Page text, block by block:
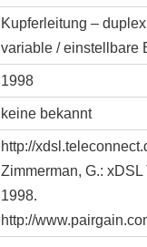
Kupferleitung –
variable / einstellbare
1998
keine bekannt
http://
Zimmerman, G.:
1998.
http://